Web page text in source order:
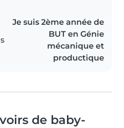
Je suis 2ème année de
BUT en Génie
mécanique et
productique
de baby-